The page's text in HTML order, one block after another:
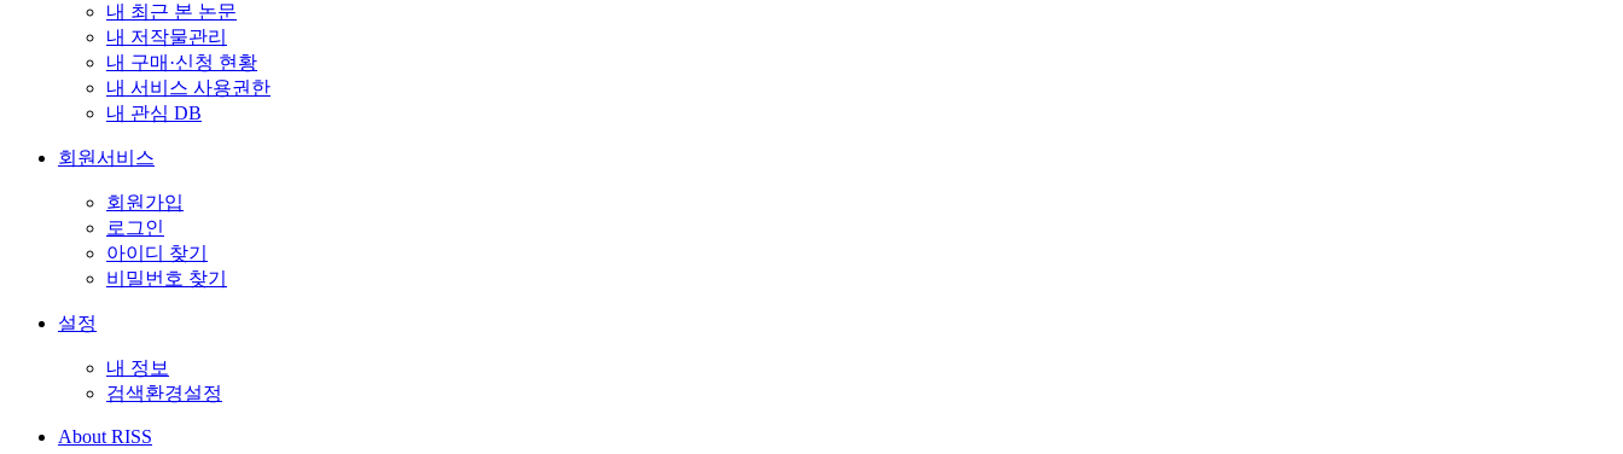
내 최근 본 논문
내 저작물관리
내 구매·신청 현황
내 서비스 사용권한
내 관심 DB
회원서비스
회원가입
로그인
아이디 찾기
비밀번호 찾기
설정
내 정보
검색환경설정
About RISS